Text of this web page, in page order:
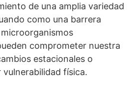
de una amplia variedad
como una barrera
comprometer nuestra
estacionales o
física.